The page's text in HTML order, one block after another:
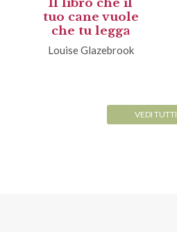
Il libro che il
tuo cane vuole
che tu legga
Louise Glazebrook
VEDI TUTTI